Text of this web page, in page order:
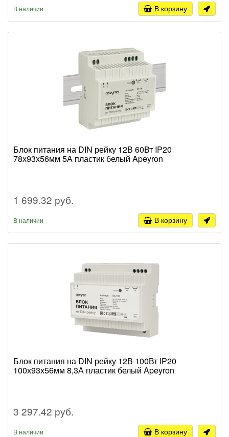
В наличии В корзину
Блок питания на DIN рейку 12В 60Вт IP20
78х93х56мм 5А пластик белый Apeyron
1 699.32 руб.
В наличии В корзину
Блок питания на DIN рейку 12В 100Вт IP20
100х93х56мм 8,3А пластик белый Apeyron
3 297.42 руб.
В наличии В корзину